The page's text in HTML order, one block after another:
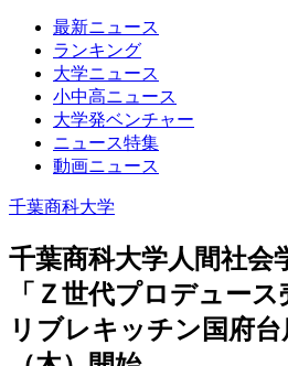
最新ニュース
ランキング
大学ニュース
小中高ニュース
大学発ベンチャー
ニュース特集
動画ニュース
千葉商科大学
千葉商科大学人間社会
「Ｚ世代プロデュー
リブレキッチン国府台